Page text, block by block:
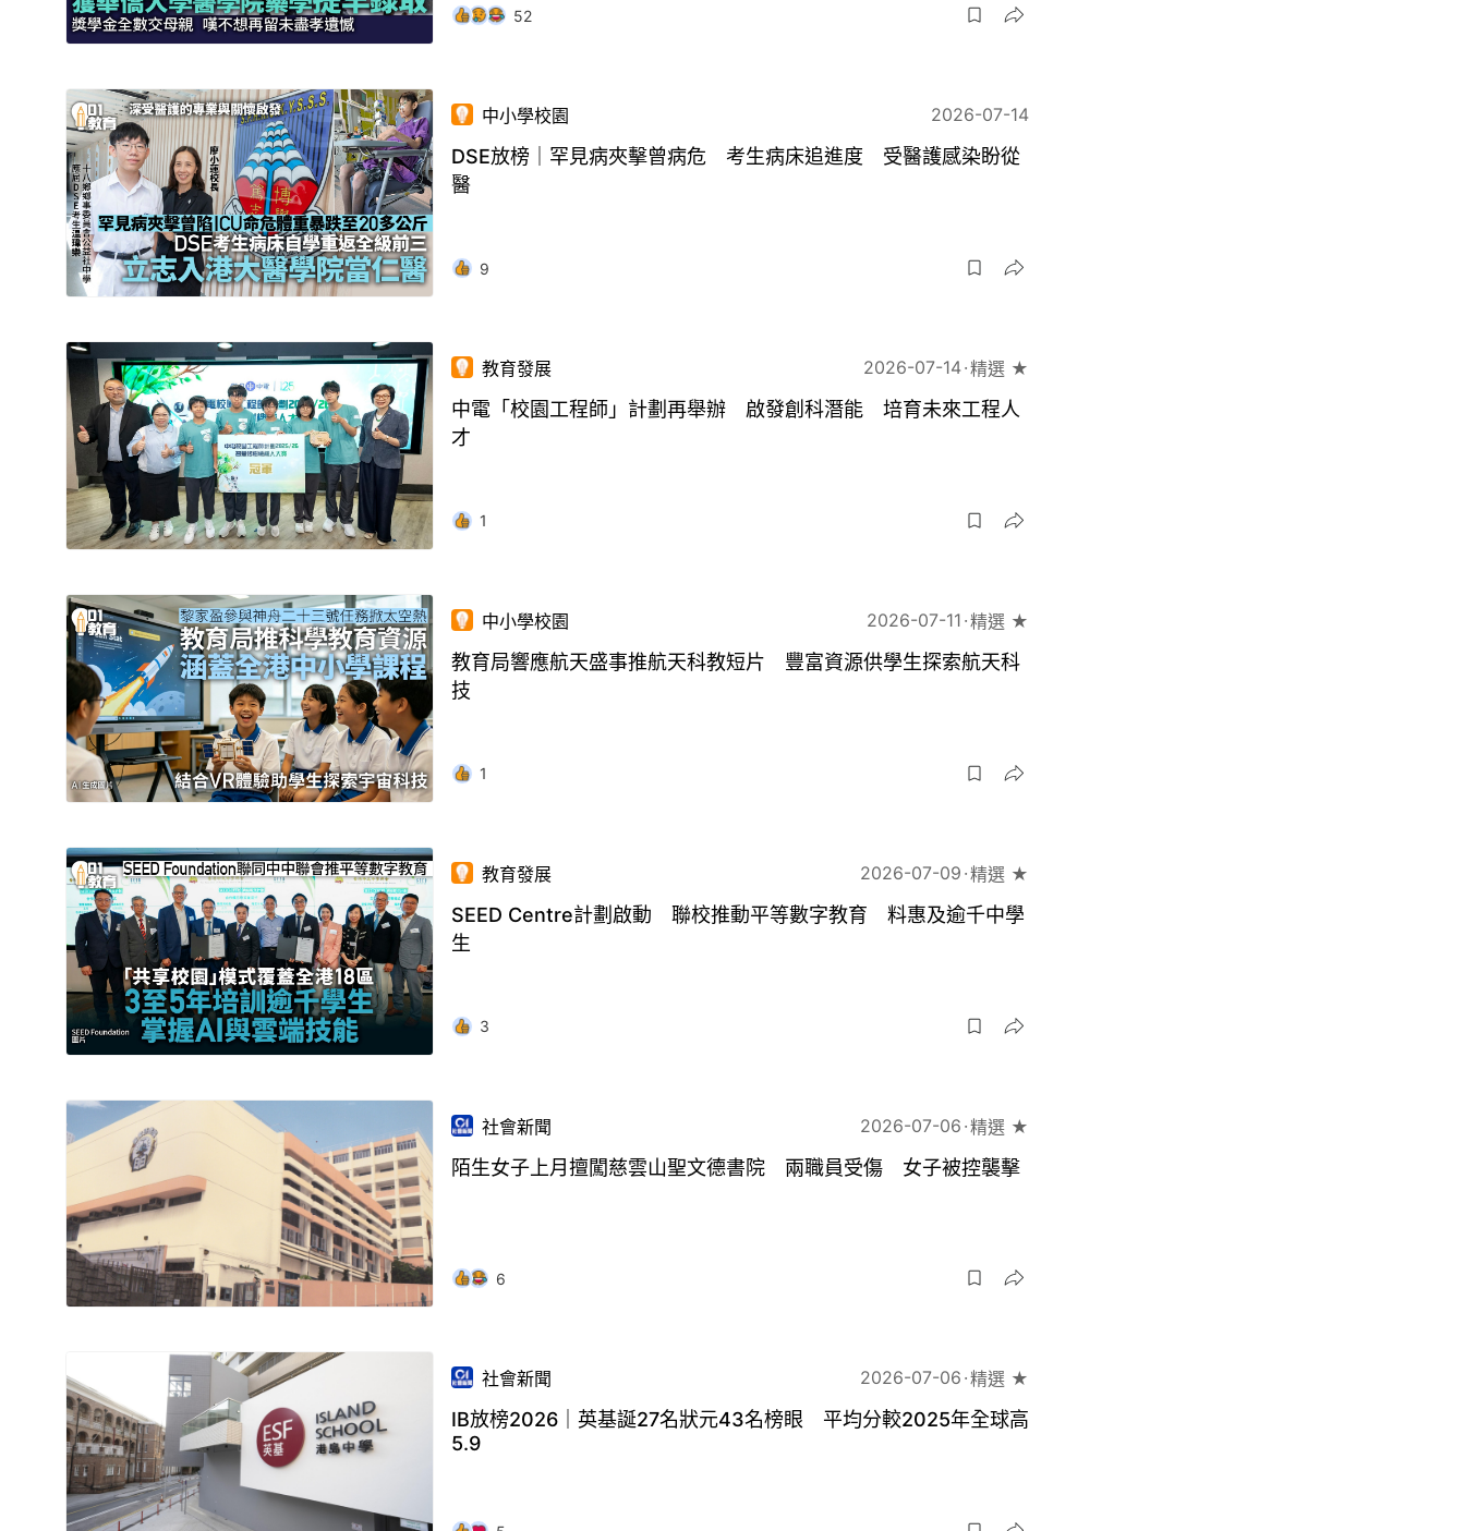
52
中小學校園 2026-07-14
DSE放榜｜罕見病夾擊曾病危 考生病床追進度 受醫護感染盼從
醫
9
教育發展 2026-07-14 精選 ★
中電「校園工程師」計劃再舉辦 啟發創科潛能 培育未來工程人
才
1
中小學校園 2026-07-11 精選 ★
教育局響應航天盛事推航天科教短片 豐富資源供學生探索航天科
技
1
教育發展 2026-07-09 精選 ★
SEED Centre計劃啟動 聯校推動平等數字教育 料惠及逾千中學
生
3
社會新聞 2026-07-06 精選 ★
陌生女子上月擅闖慈雲山聖文德書院 兩職員受傷 女子被控襲擊
6
社會新聞 2026-07-06 精選 ★
IB放榜2026｜英基誕27名狀元43名榜眼 平均分較2025年全球高
5.9